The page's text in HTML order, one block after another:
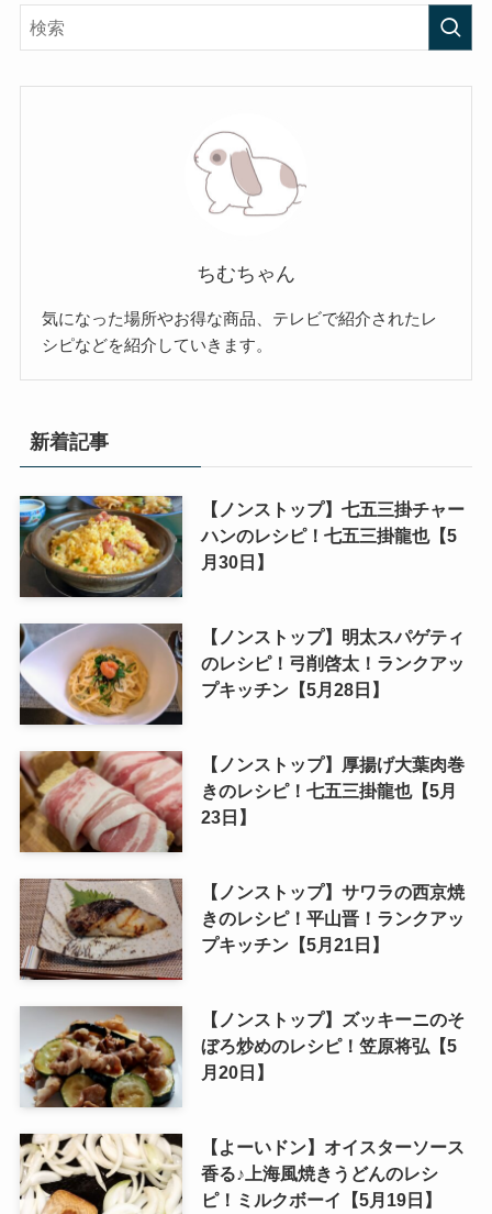
ちむちゃん
気になった場所やお得な商品、テレビで紹介されたレ
シピなどを紹介していきます。
新着記事
【ノンストップ】七五三掛チャー
ハンのレシピ！七五三掛龍也【5
月30日】
【ノンストップ】明太スパゲティ
のレシピ！弓削啓太！ランクアッ
プキッチン【5月28日】
【ノンストップ】厚揚げ大葉肉巻
きのレシピ！七五三掛龍也【5月
23日】
【ノンストップ】サワラの西京焼
きのレシピ！平山晋！ランクアッ
プキッチン【5月21日】
【ノンストップ】ズッキーニのそ
ぼろ炒めのレシピ！笠原将弘【5
月20日】
【よーいドン】オイスターソース
香る♪上海風焼きうどんのレシ
ピ！ミルクボーイ【5月19日】